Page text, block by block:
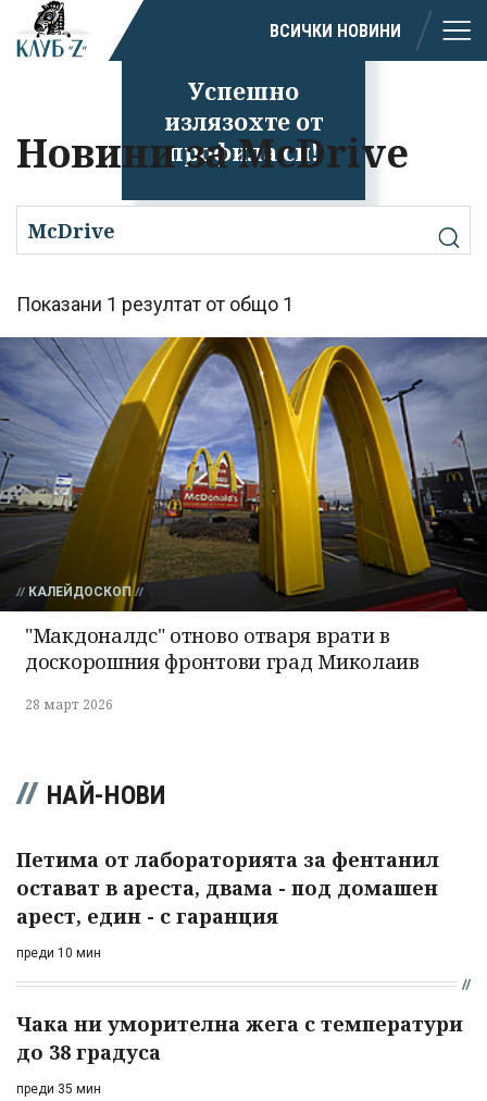
Успешно
излязохте от
профила си!
ВСИЧКИ НОВИНИ
Новини за McDrive
Показани 1 резултат от общо 1
КАЛЕЙДОСКОП
"Макдоналдс" отново отваря врати в
доскорошния фронтови град Миколаив
28 март 2026
НАЙ-НОВИ
Петима от лабораторията за фентанил
остават в ареста, двама - под домашен
арест, един - с гаранция
преди 10 мин
Чака ни уморителна жега с температури
до 38 градуса
преди 35 мин